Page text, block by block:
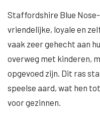
Staffordshire Blue
vriendelijke, loyale en
vaak zeer gehecht aan
overweg met kinderen,
opgevoed zijn. Dit ras
speelse aard, wat hen
voor gezinnen.